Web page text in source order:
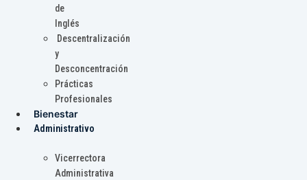
de
Inglés
Descentralización
y
Desconcentración
Prácticas
Profesionales
Bienestar
Administrativo
Vicerrectora
Administrativa